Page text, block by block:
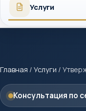
Услуги
Главная / Услуги /
Консультация по